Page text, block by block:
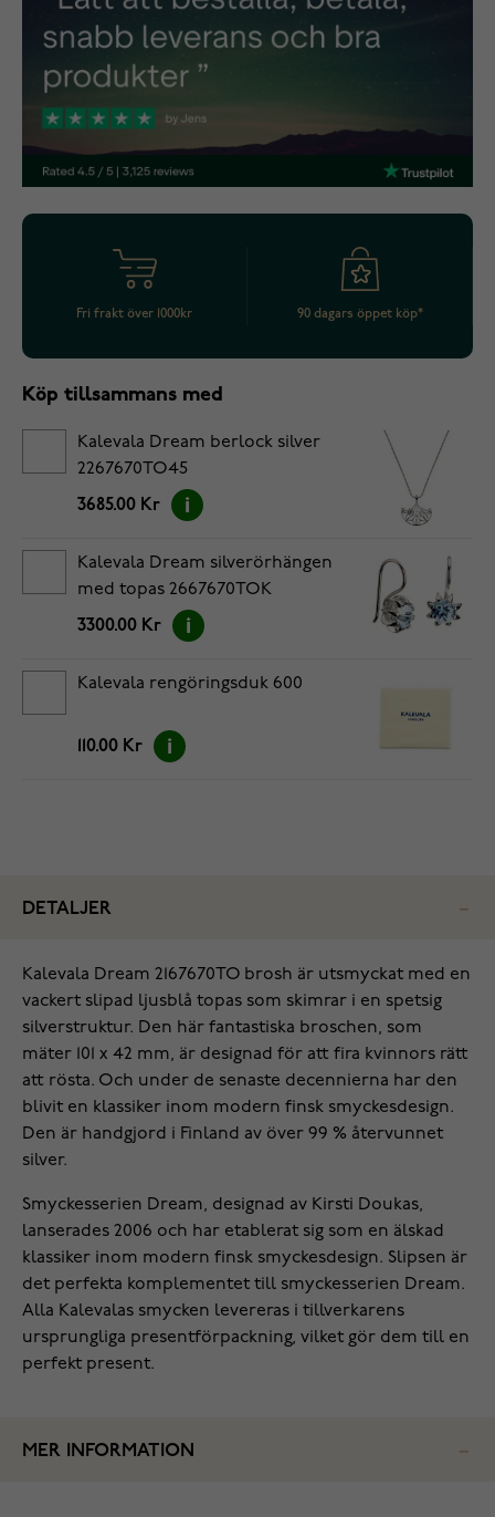
Fri frakt över 1000kr 90 dagars öppet köp*
Köp tillsammans med
Kalevala Dream berlock silver
2267670TO45
3685.00 Kr
Kalevala Dream silverörhängen
med topas 2667670TOK
3300.00 Kr
Kalevala rengöringsduk 600
110.00 Kr
DETALJER
Kalevala Dream 2167670TO brosh är utsmyckat med en
vackert slipad ljusblå topas som skimrar i en spetsig
silverstruktur. Den här fantastiska broschen, som
mäter 101 x 42 mm, är designad för att fira kvinnors rätt
att rösta. Och under de senaste decennierna har den
blivit en klassiker inom modern finsk smyckesdesign.
Den är handgjord i Finland av över 99 % återvunnet
silver.
Smyckesserien Dream, designad av Kirsti Doukas,
lanserades 2006 och har etablerat sig som en älskad
klassiker inom modern finsk smyckesdesign. Slipsen är
det perfekta komplementet till smyckesserien Dream.
Alla Kalevalas smycken levereras i tillverkarens
ursprungliga presentförpackning, vilket gör dem till en
perfekt present.
MER INFORMATION